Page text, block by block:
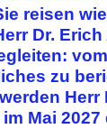
reisen
Dr.
zu
Mai